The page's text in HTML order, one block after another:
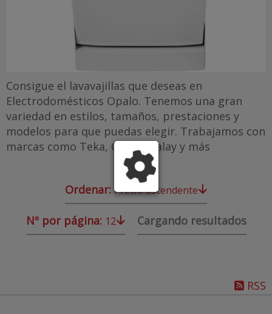
Consigue el lavavajillas que deseas en
Electrodomésticos Opalo. Tenemos una gran
variedad en estilos, tamaños, prestaciones y
modelos para que puedas elegir. Trabajamos con
marcas como Teka, Candy, Balay y más
Ordenar:Precio ascendente
Nº por página: 12 Cargando resultados
RSS